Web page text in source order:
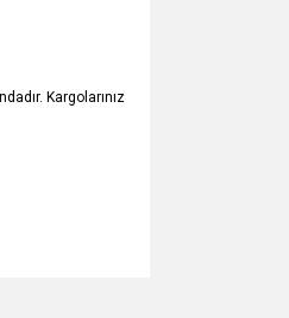
Kargolarınız